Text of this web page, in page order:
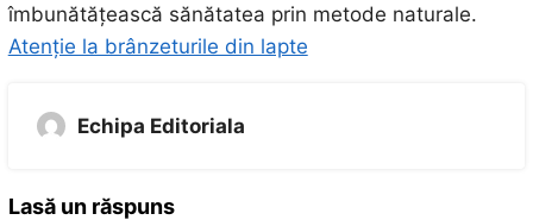
îmbunătățească sănătatea prin metode naturale.
Atenție la brânzeturile din lapte
Echipa Editoriala
Lasă un răspuns